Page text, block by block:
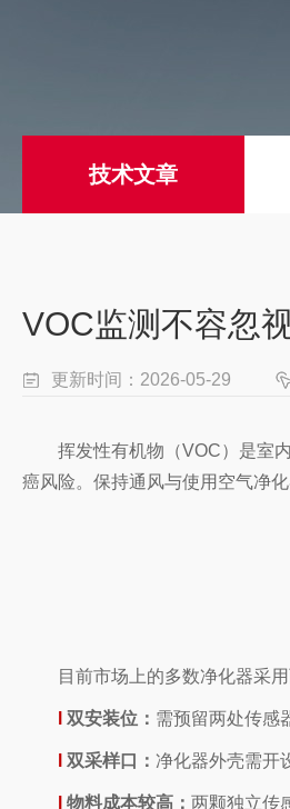
技术文章
VOC监测不容忽
更新时间：2026-05-29
挥发性有机物（VOC）是室
癌风险。保持通风与使用空气净
目前市场上的多数净化器采
双安装位： 需预留两处传感
双采样口： 净化器外壳需开
物料成本较高： 两颗独立传